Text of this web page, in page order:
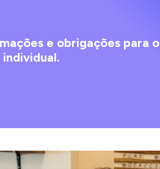
e obrigações para o